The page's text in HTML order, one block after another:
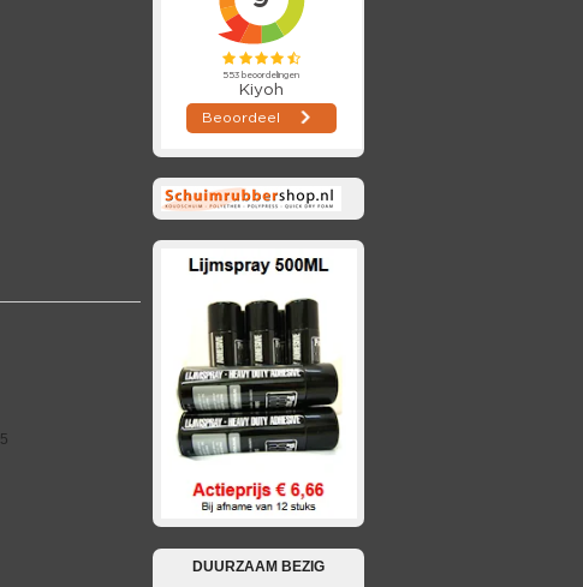
DUURZAAM BEZIG